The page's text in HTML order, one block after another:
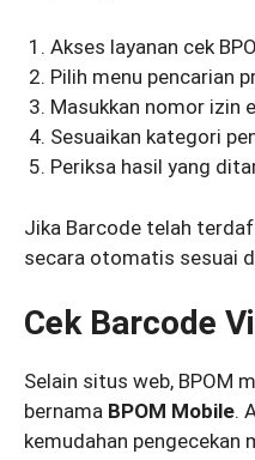
Akses layanan cek
Pilih menu pencarian
Masukkan nomor izin
Sesuaikan kategori
Periksa hasil yang
Jika Barcode telah
secara otomatis sesuai
Cek Barcode
Selain situs web, BPOM
bernama BPOM Mobile.
kemudahan pengecekan